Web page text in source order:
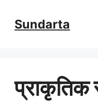
Sundarta